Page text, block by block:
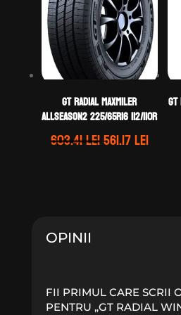
GT Radial MAXMILER
ALLSEASON2 225/65R16 112/110R
603.41leiPrețul
561.17leiPrețul
OPINII
FII PRIMUL CARE SCRII
PENTRU „GT RADIAL